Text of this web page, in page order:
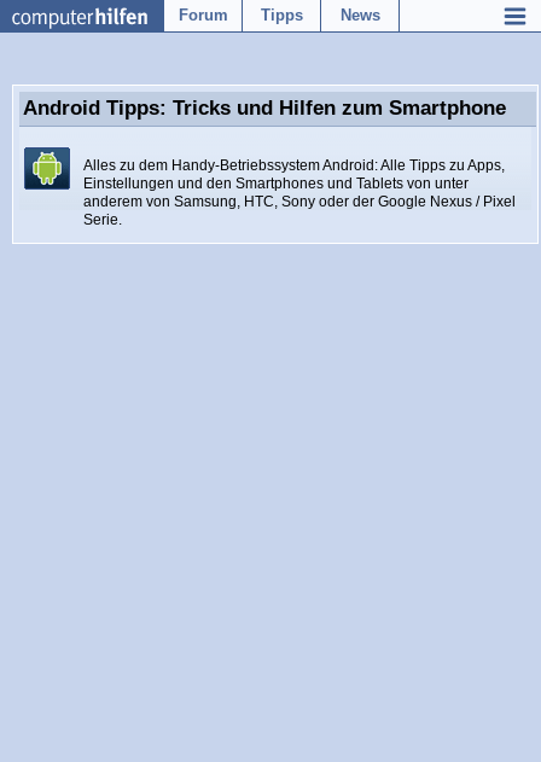
Forum Tipps News
Android Tipps: Tricks und Hilfen zum Smartphone
Alles zu dem Handy-Betriebssystem Android: Alle Tipps zu Apps,
Einstellungen und den Smartphones und Tablets von unter
anderem von Samsung, HTC, Sony oder der Google Nexus / Pixel
Serie.